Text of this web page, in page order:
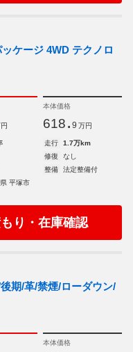
ケージ 4WD テクノロ
本体価格
618. 9 万円
走行
1.7万km
修復
なし
整備
法定整備付
平塚市
り・在庫確認
期/革/禁煙/ローダウン/
本体価格